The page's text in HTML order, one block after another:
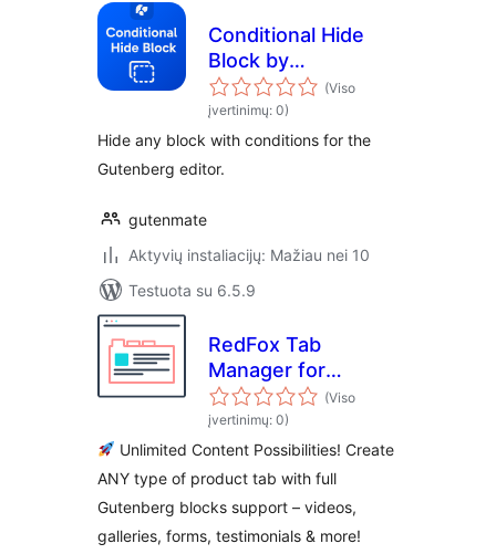
Conditional Hide
Block by
Gutenmate (Viso
įvertinimų: 0)
Hide any block with conditions for the
Gutenberg editor.
gutenmate
Aktyvių instaliacijų: Mažiau nei 10
Testuota su 6.5.9
RedFox Tab
Manager for
WooCommerce
(Viso
įvertinimų: 0)
Unlimited Content Possibilities! Create
ANY type of product tab with full
Gutenberg blocks support – videos,
galleries, forms, testimonials & more!